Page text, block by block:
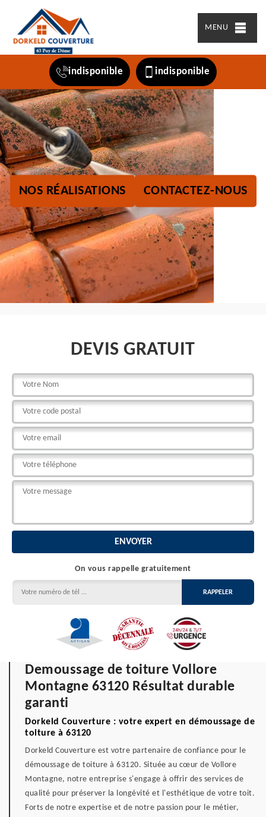
MENU
indisponible indisponible
NOS RÉALISATIONS CONTACTEZ-NOUS
DEVIS GRATUIT
On vous rappelle gratuitement
Demoussage de toiture Vollore
Montagne 63120 Résultat durable
garanti
Dorkeld Couverture : votre expert en démoussage de
toiture à 63120
Dorkeld Couverture est votre partenaire de confiance pour le
démoussage de toiture à 63120. Située au cœur de Vollore
Montagne, notre entreprise s'engage à offrir des services de
qualité pour préserver la longévité et l'esthétique de votre toit.
Forts de notre expertise et de notre passion pour le métier,